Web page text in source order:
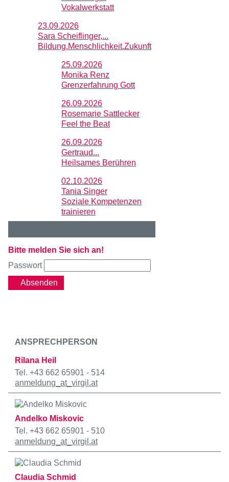
Vokalwerkstatt
23.09.2026
Sara Scheiflinger,...
Bildung.Menschlichkeit.Zukunft
25.09.2026
Monika Renz
Grenzerfahrung Gott
26.09.2026
Rosemarie Sattlecker
Feel the Beat
26.09.2026
Gertraud...
Heilsames Berühren
02.10.2026
Tania Singer
Soziale Kompetenzen
trainieren
Bitte melden Sie sich an!
Passwort
Absenden
ANSPRECHPERSON
Rilana Heil
Tel. +43 662 65901 - 514
anmeldung _at_virgil.at
Andelko Miskovic
Tel. +43 662 65901 - 510
anmeldung _at_virgil.at
Claudia Schmid